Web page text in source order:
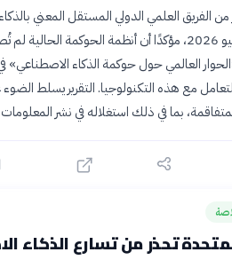
الفريق العلمي الدولي المستقل المعني
بتاريخ 1 يوليو 2026، مؤكدًا أن أنظمة الحوكمة
مع هذه التكنولوجيا. التقرير يسلط الضوء
بما في ذلك استغلاله في نشر
تحذر من تسارع الذكاء